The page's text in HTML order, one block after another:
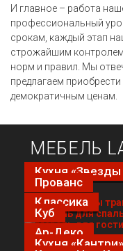
И главное – работа
профессиональный
срокам, каждый этап
строжайшим
норм и правил. Мы
предлагаем
демократичным ценам.
МЕБЕЛЬ
Кухня
Прованс
Классика
Куб
Ар-Деко
Кухня «Кантри»